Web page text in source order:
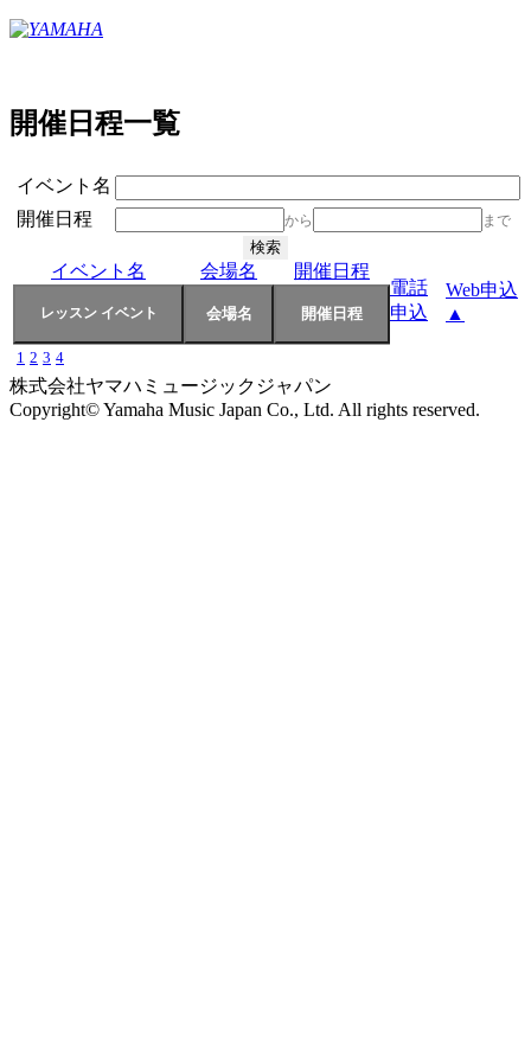
開催日程一覧
イベント名
開催日程
から まで
イベント名 会場名
開催日程
電話
申込
Web申込
▲
1 2 3 4
株式会社ヤマハミュージックジャパン
Copyright© Yamaha Music Japan Co., Ltd. All rights reserved.